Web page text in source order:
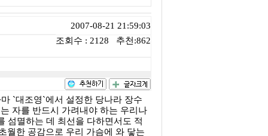
2007-08-21 21:59:03
조회수 : 2128 추천:862
`대조영`에서 설정한 당나라 장수
자를 반드시 가려내야 하는 우리나
섬멸하는 데 최선을 다하면서도 적
월한 공감으로 우리 가슴에 와 닿는